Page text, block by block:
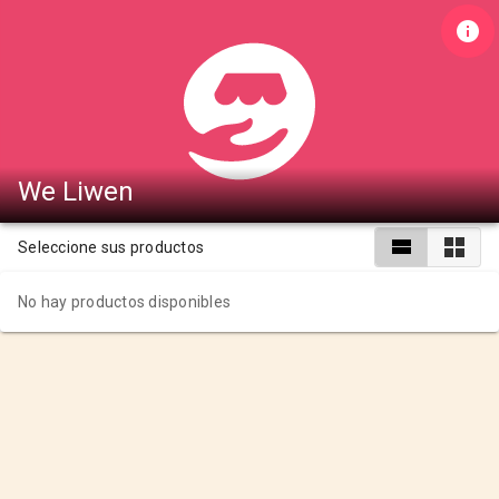
We Liwen
Seleccione sus productos
No hay productos disponibles